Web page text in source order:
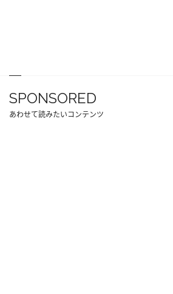
SPONSORED
あわせて読みたいコンテンツ